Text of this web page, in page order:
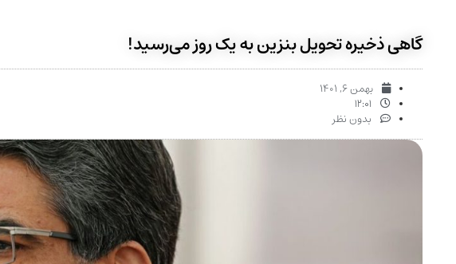
گاهی ذخیره تحویل بنزین به یک روز می‌رسید!
بهمن ۶, ۱۴۰۱
۱۲:۰۱
بدون نظر